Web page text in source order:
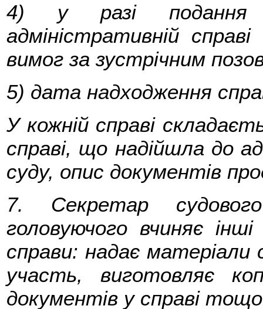
4) у разі подання
адміністративній
вимог за зустрічним
5) дата надходження
У кожній справі
справі, що надійшла до
суду, опис документів
7. Секретар
головуючого вчиняє
справи: надає матеріали
участь, виготовляє
документів у справі